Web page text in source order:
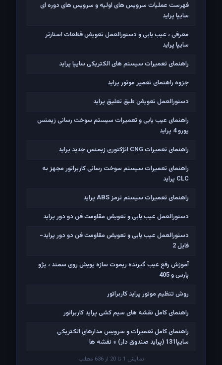
فهرست عملیات سرویس های اولیه و سرویس های دوره ای
سایپا پراید
معرفی ، عیب یابی و دستورالعمل تعویض قطعات استارتر
سایپا پراید
راهنمای تعمیرات سیستم های الکتریکی سایپا پراید
جزوه راهنمای تعمیر موتور پراید
دستورالعمل تعویض طبق تعلیق پراید
راهنمای عیب یابی و تعمیرات سیستم سوخت رسانی زیمنس
یورو 4 پراید
راهنمای تعمیرات CNG انژکتوری زیمنس جدید پراید
راهنمای تعمیرات سیستم سوخت رسانی کاربراتور مجهز به
CLC پراید
راهنمای تعمیرات سیستم ترمز ABS پراید
دستورالعمل عیب یابی و تعویض مقاومت فن دو دور پراید
دستورالعمل عیب یابی و تعویض مقاومت فن دو دور پراید-
فایل 2
آموزش رفع عیب گیرنده ریموت سازه پویش روی سمند ، پژو
پارس و 405
روش تنظیم موتور پراید کاربراتور
راهنمای کامل نقشه های سیم کشی پراید کاربراتور
راهنمای کامل تعمیرات و سرویس مدارهای الکتریکی
سایپا131 (پراید صندوق دار) + نقشه ها
نمایش 1 تا 20 از 636 مطلب